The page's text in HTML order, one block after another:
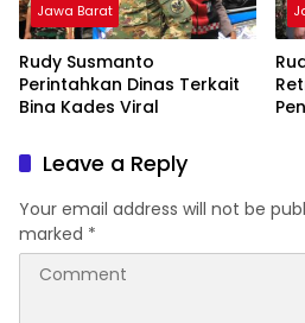
Jawa Barat
Rudy Susmanto
Perintahkan Dinas Terkait
Leave a Reply
Your email address will not be
marked *